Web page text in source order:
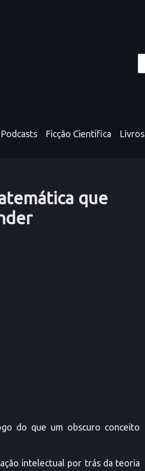
Podcasts Ficção Científica Livros
que
do que um obscuro conceito
intelectual por trás da teoria